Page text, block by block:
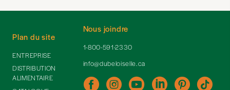
Nous joindre
1-800-591-2330
info@dubeloiselle.ca
Plan du site
ENTREPRISE
DISTRIBUTION
ALIMENTAIRE